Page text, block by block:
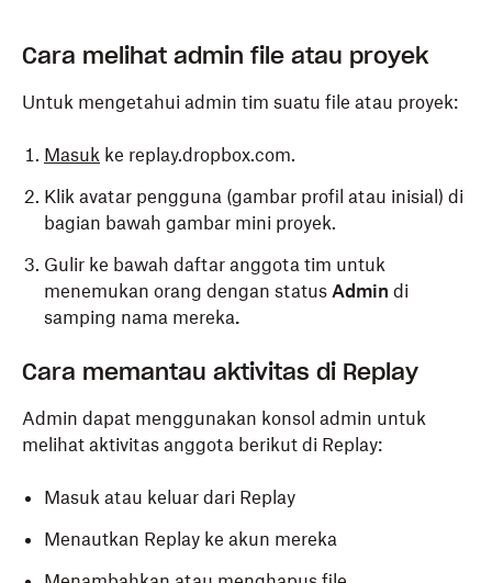
Cara melihat admin file atau proyek
Untuk mengetahui admin tim suatu file atau proyek:
Masuk ke replay.dropbox.com.
Klik avatar pengguna (gambar profil atau inisial) di
bagian bawah gambar mini proyek.
Gulir ke bawah daftar anggota tim untuk
menemukan orang dengan status Admin di
samping nama mereka.
Cara memantau aktivitas di Replay
Admin dapat menggunakan konsol admin untuk
melihat aktivitas anggota berikut di Replay:
Masuk atau keluar dari Replay
Menautkan Replay ke akun mereka